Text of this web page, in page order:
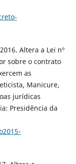
Altera a Lei nº
sobre o contrato
as
Manicure,
jurídicas
Presidência da